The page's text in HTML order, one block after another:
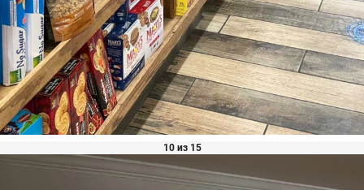
10 из 15